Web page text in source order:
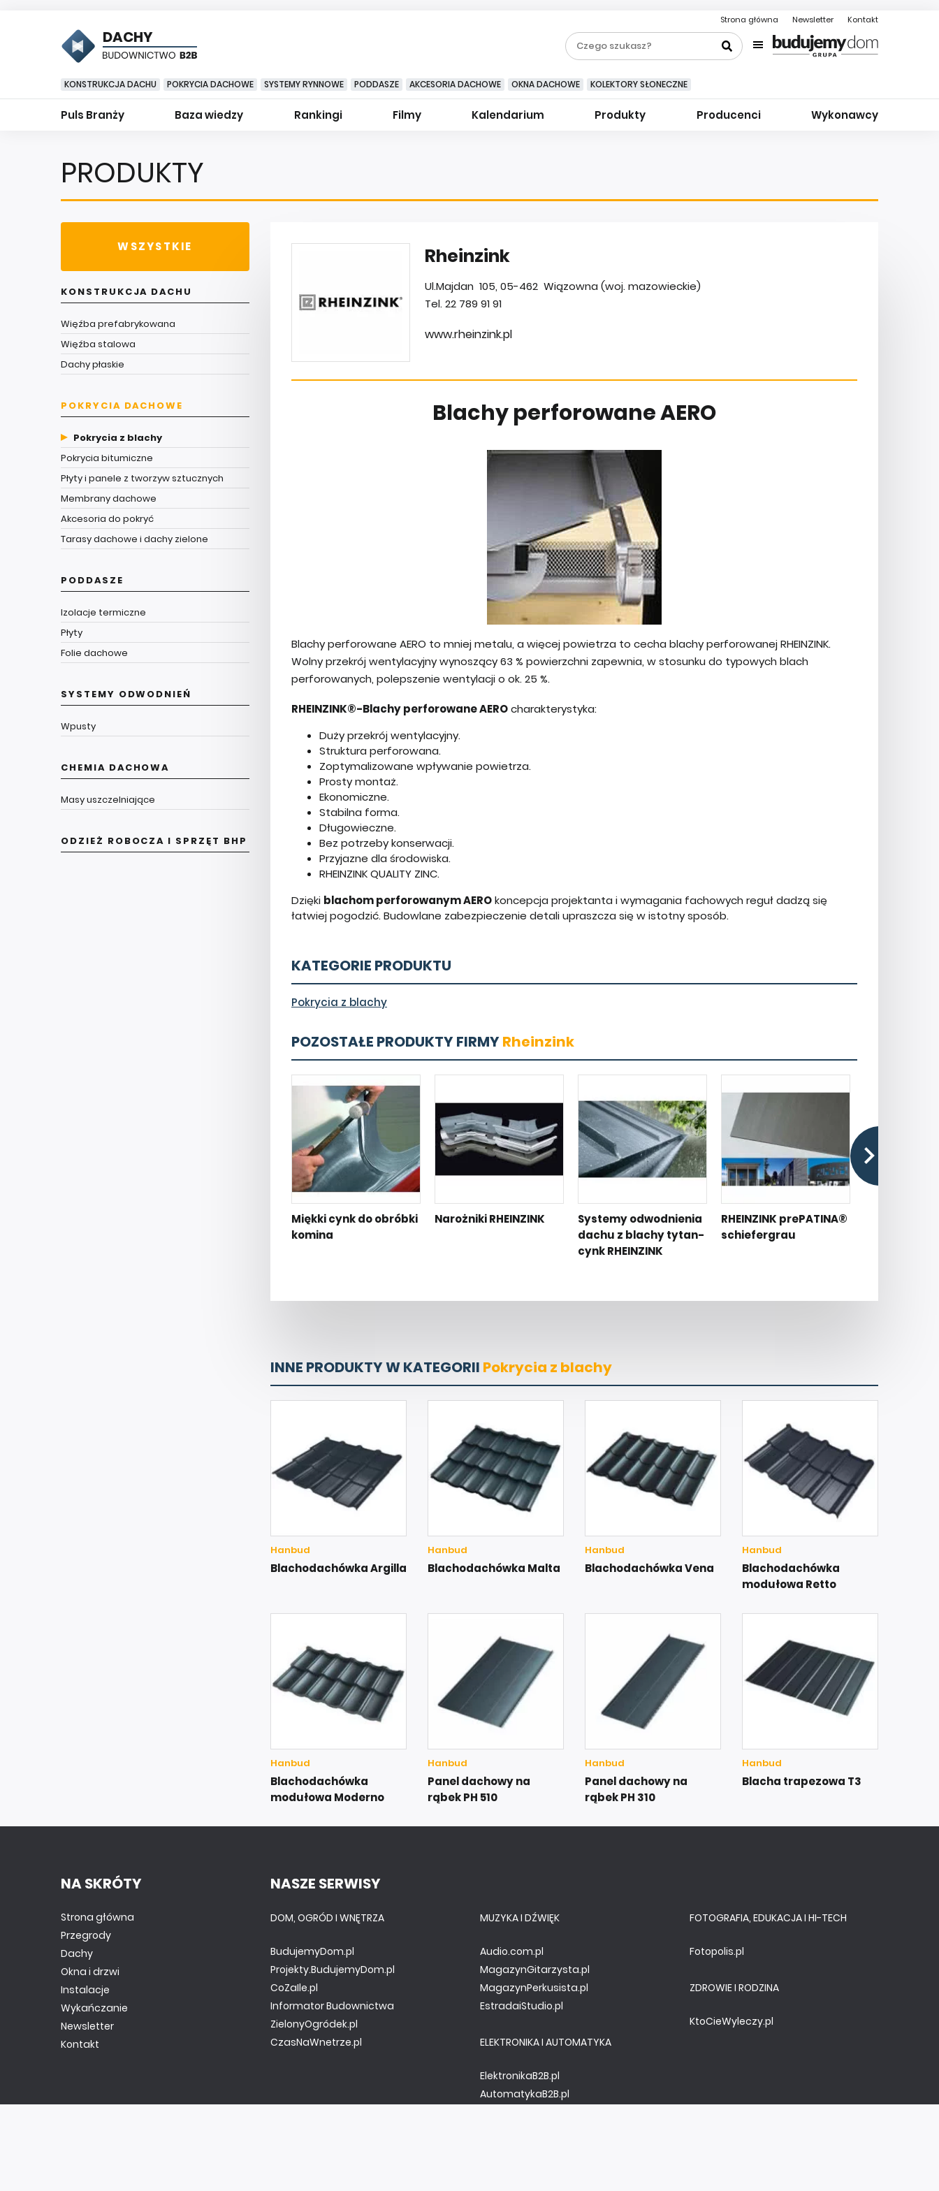
Strona główna Newsletter Kontakt
DACHY
KONSTRUKCJA DACHU POKRYCIA DACHOWE SYSTEMY RYNNOWE PODDASZE AKCESORIA DACHOWE OKNA DACHOWE KOLEKTORY SŁONECZNE
Puls Branży Baza wiedzy Rankingi Filmy Kalendarium Produkty Producenci Wykonawcy
PRODUKTY
WSZYSTKIE
KONSTRUKCJA DACHU
Więźba prefabrykowana
Więźba stalowa
Dachy płaskie
POKRYCIA DACHOWE
Pokrycia z blachy
Pokrycia bitumiczne
Płyty i panele z tworzyw sztucznych
Membrany dachowe
Akcesoria do pokryć
Tarasy dachowe i dachy zielone
PODDASZE
Izolacje termiczne
Płyty
Folie dachowe
SYSTEMY ODWODNIEŃ
Wpusty
CHEMIA DACHOWA
Masy uszczelniające
ODZIEŻ ROBOCZA I SPRZĘT BHP
Rheinzink
Ul.Majdan 105, 05-462 Wiązowna (woj. mazowieckie)
Tel. 22 789 91 91
www.rheinzink.pl
Blachy perforowane AERO
Blachy perforowane AERO to mniej metalu, a więcej powietrza to cecha blachy perforowanej RHEINZINK.
Wolny przekrój wentylacyjny wynoszący 63 % powierzchni zapewnia, w stosunku do typowych blach
perforowanych, polepszenie wentylacji o ok. 25 %.
RHEINZINK®-Blachy perforowane AEROcharakterystyka:
Duży przekrój wentylacyjny.
Struktura perforowana.
Zoptymalizowane wpływanie powietrza.
Prosty montaż.
Ekonomiczne.
Stabilna forma.
Długowieczne.
Bez potrzeby konserwacji.
Przyjazne dla środowiska.
RHEINZINK QUALITY ZINC.
Dzięki blachom perforowanym AEROkoncepcja projektanta i wymagania fachowych reguł dadzą się
łatwiej pogodzić. Budowlane zabezpieczenie detali upraszcza się w istotny sposób.
KATEGORIE PRODUKTU
Pokrycia z blachy
POZOSTAŁE PRODUKTY FIRMYRheinzink
Miękki cynk do obróbki
komina
Narożniki RHEINZINK
Systemy odwodnienia
dachu z blachy tytan-
cynk RHEINZINK
RHEINZINK prePATINA®
schiefergrau
INNE PRODUKTY W KATEGORII Pokrycia z blachy
Hanbud
Blachodachówka Argilla
Hanbud
Blachodachówka Malta
Hanbud
Blachodachówka Vena
Hanbud
Blachodachówka
modułowa Retto
Hanbud
Blachodachówka
modułowa Moderno
Hanbud
Panel dachowy na
rąbek PH 510
Hanbud
Panel dachowy na
rąbek PH 310
Hanbud
Blacha trapezowa T3
NA SKRÓTY
Strona główna
Przegrody
Dachy
Okna i drzwi
Instalacje
Wykańczanie
Newsletter
Kontakt
NASZE SERWISY
DOM, OGRÓD I WNĘTRZA
BudujemyDom.pl
Projekty.BudujemyDom.pl
CoZaIle.pl
Informator Budownictwa
ZielonyOgródek.pl
CzasNaWnetrze.pl
MUZYKA I DŹWIĘK
Audio.com.pl
MagazynGitarzysta.pl
MagazynPerkusista.pl
EstradaiStudio.pl
ELEKTRONIKA I AUTOMATYKA
ElektronikaB2B.pl
AutomatykaB2B.pl
FOTOGRAFIA, EDUKACJA I HI-TECH
Fotopolis.pl
ZDROWIE I RODZINA
KtoCieWyleczy.pl